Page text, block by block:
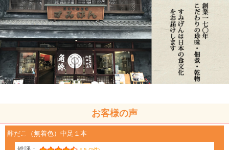
お客様の声
酢だこ（無着色）中足１本